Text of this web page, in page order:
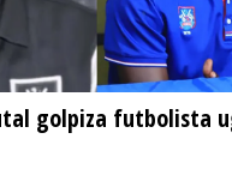
golpiza futbolista